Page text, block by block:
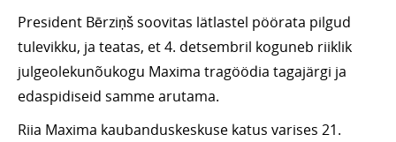
President Bērziņš soovitas lätlastel pöörata pilgud
tulevikku, ja teatas, et 4. detsembril koguneb riiklik
julgeolekunõukogu Maxima tragöödia tagajärgi ja
edaspidiseid samme arutama.
Riia Maxima kaubanduskeskuse katus varises 21.